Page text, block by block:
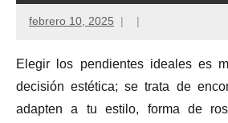
febrero 10, 2025
Elegir los pendientes ideales es
decisión estética; se trata de
adapten a tu estilo, forma de